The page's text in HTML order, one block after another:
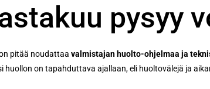
pysyy
pitää noudattaa valmistajan huolto-ohjelmaa ja
huollon on tapahduttava ajallaan, eli huoltovälejä ja